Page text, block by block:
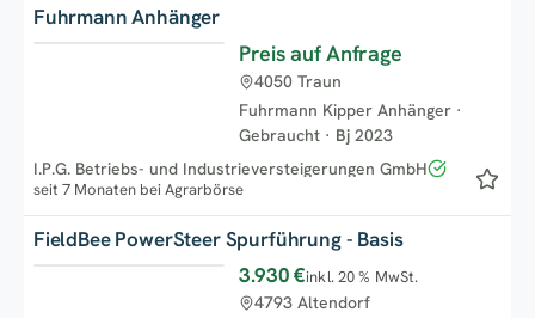
Fuhrmann Anhänger
Preis auf Anfrage
Fuhrmann Kipper Anhänger ·
Gebraucht · Bj 2023
4050 Traun
I.P.G. Betriebs- und Industrieversteigerungen GmbH
seit 7 Monaten bei Agrarbörse
FieldBee PowerSteer Spurführung - Basis
3.930 €inkl. 20 % MwSt.
4793 Altendorf